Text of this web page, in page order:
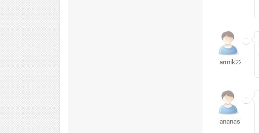
armik2207
ananasinka